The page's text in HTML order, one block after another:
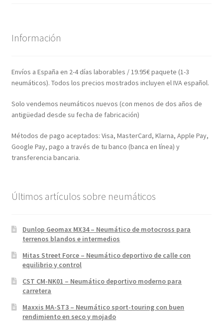
Información
Envíos a España en 2-4 días laborables / 19.95€ paquete (1-3
neumáticos). Todos los precios mostrados incluyen el IVA español.
Solo vendemos neumáticos nuevos (con menos de dos años de
antigüedad desde su fecha de fabricación)
Métodos de pago aceptados: Visa, MasterCard, Klarna, Apple Pay,
Google Pay, pago a través de tu banco (banca en línea) y
transferencia bancaria.
Últimos artículos sobre neumáticos
Dunlop Geomax MX34 – Neumático de motocross para
terrenos blandos e intermedios
Mitas Street Force – Neumático deportivo de calle con
equilibrio y control
CST CM-NK01 – Neumático deportivo moderno para
carretera
Maxxis MA-ST3 – Neumático sport-touring con buen
rendimiento en seco y mojado